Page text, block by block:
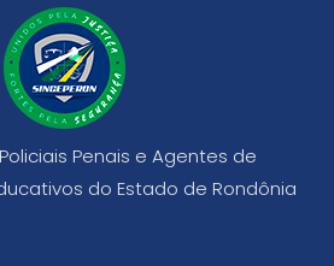
Penais e Agentes de
do Estado de Rondônia